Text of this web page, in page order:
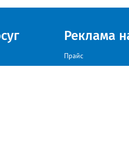
Реклама
Прайс